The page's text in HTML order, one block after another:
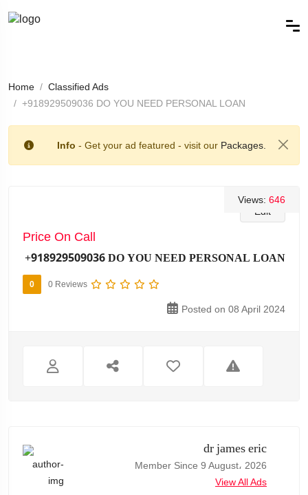
Home
Classified Ads
+918929509036 DO YOU NEED PERSONAL LOAN
Info - Get your ad featured - visit our Packages.
Edit
Views: 646
Price On Call
+918929509036 DO YOU NEED PERSONAL LOAN
0 0 Reviews
Posted on 08 April 2024
dr james eric
Member Since 9 August، 2026
View All Ads